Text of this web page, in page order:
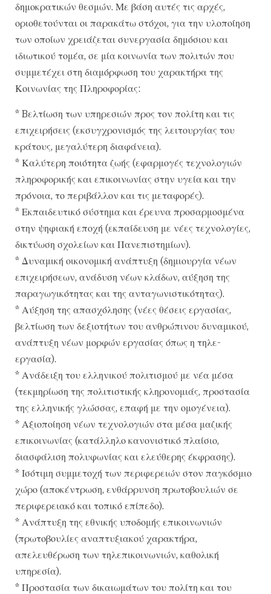
δημοκρατικών θεσμών. Με βάση αυτές τις αρχές,
οριοθετούνται οι παρακάτω στόχοι, για την υλοποίηση
των οποίων χρειάζεται συνεργασία δημόσιου και
ιδιωτικού τομέα, σε μία κοινωνία των πολιτών που
συμμετέχει στη διαμόρφωση του χαρακτήρα της
Κοινωνίας της Πληροφορίας:
* Bελτίωση των υπηρεσιών προς τον πολίτη και τις
επιχειρήσεις (εκσυγχρονισμός της λειτουργίας του
κράτους, μεγαλύτερη διαφάνεια).
* Καλύτερη ποιότητα ζωής (εφαρμογές τεχνολογιών
πληροφορικής και επικοινωνίας στην υγεία και την
πρόνοια, το περιβάλλον και τις μεταφορές).
* Εκπαιδευτικό σύστημα και έρευνα προσαρμοσμένα
στην ψηφιακή εποχή (εκπαίδευση με νέες τεχνολογίες,
δικτύωση σχολείων και Πανεπιστημίων).
* Δυναμική οικονομική ανάπτυξη (δημιουργία νέων
επιχειρήσεων, ανάδυση νέων κλάδων, αύξηση της
παραγωγικότητας και της ανταγωνιστικότητας).
* Αύξηση της απασχόλησης (νέες θέσεις εργασίας,
βελτίωση των δεξιοτήτων του ανθρώπινου δυναμικού,
ανάπτυξη νέων μορφών εργασίας όπως η τηλε-
εργασία).
* Ανάδειξη του ελληνικού πολιτισμού με νέα μέσα
(τεκμηρίωση της πολιτιστικής κληρονομιάς, προστασία
της ελληνικής γλώσσας, επαφή με την ομογένεια).
* Αξιοποίηση νέων τεχνολογιών στα μέσα μαζικής
επικοινωνίας (κατάλληλο κανονιστικό πλαίσιο,
διασφάλιση πολυφωνίας και ελεύθερης έκφρασης).
* Ισότιμη συμμετοχή των περιφερειών στον παγκόσμιο
χώρο (αποκέντρωση, ενθάρρυνση πρωτοβουλιών σε
περιφερειακό και τοπικό επίπεδο).
* Ανάπτυξη της εθνικής υποδομής επικοινωνιών
(πρωτοβουλίες αναπτυξιακού χαρακτήρα,
απελευθέρωση των τηλεπικοινωνιών, καθολική
υπηρεσία).
* Προστασία των δικαιωμάτων του πολίτη και του